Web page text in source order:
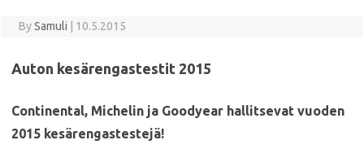
BySamuli 10.5.2015
Auton kesärengastestit 2015
Continental, Michelin ja Goodyear hallitsevat vuoden
2015 kesärengastestejä!